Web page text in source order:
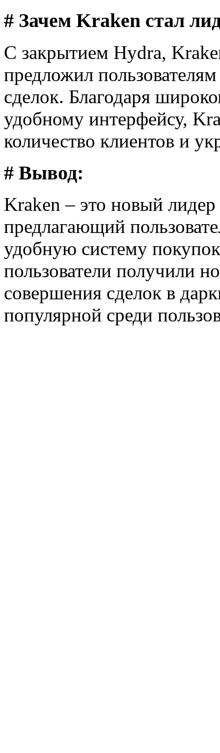
# Зачем Kraken стал
С закрытием Hydra,
предложил
сделок. Благодаря
удобному интерфейсу,
количество клиентов и
# Вывод:
Kraken – это новый
предлагающий
удобную систему
пользователи получили
совершения сделок в
популярной среди